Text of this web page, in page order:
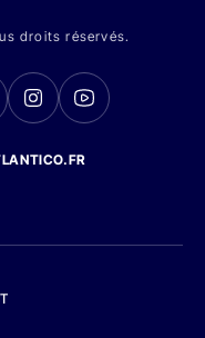
droits réservés.